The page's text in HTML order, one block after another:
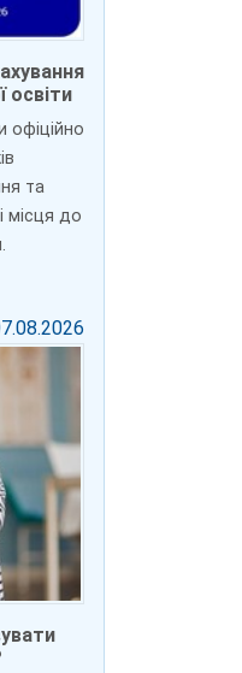
освіти
офіційно
та
місця до